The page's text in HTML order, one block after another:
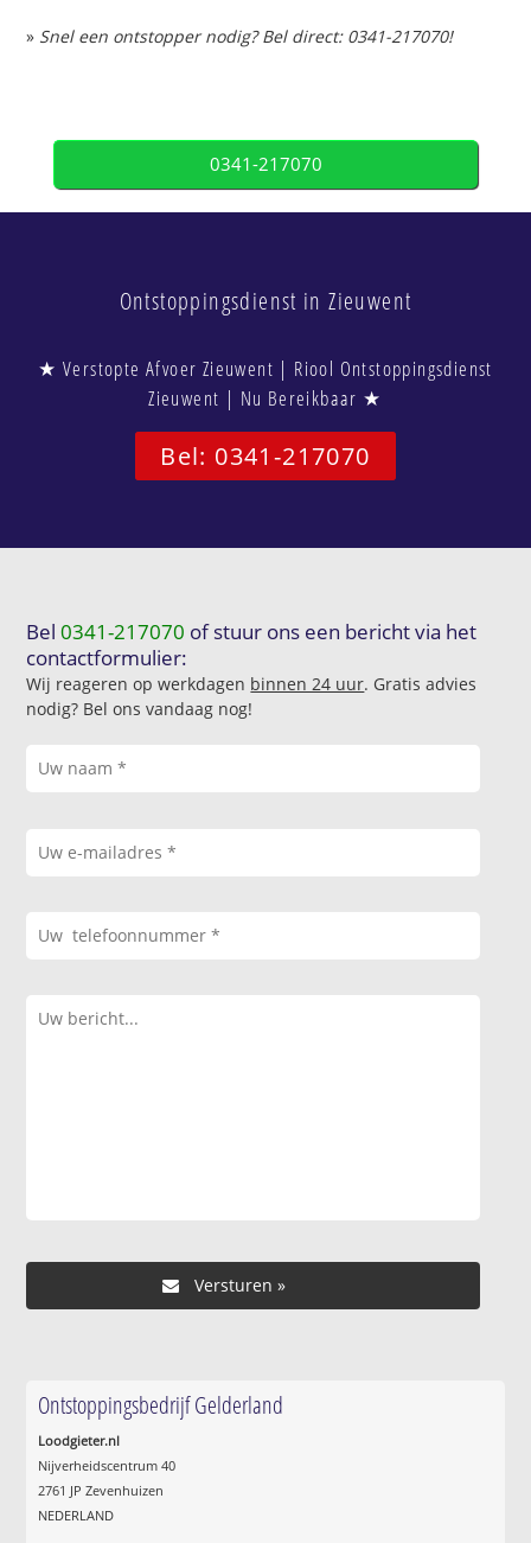
» Snel een ontstopper nodig? Bel direct: 0341-217070!
0341-217070
Ontstoppingsdienst in Zieuwent
★ Verstopte Afvoer Zieuwent | Riool Ontstoppingsdienst
Zieuwent | Nu Bereikbaar ★
Bel: 0341-217070
Bel0341-217070 of stuur ons een bericht via het
contactformulier:
Wij reageren op werkdagen binnen 24 uur. Gratis advies
nodig? Bel ons vandaag nog!
Ontstoppingsbedrijf Gelderland
Loodgieter.nl
Nijverheidscentrum 40
2761 JP Zevenhuizen
NEDERLAND